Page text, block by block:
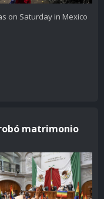
on Saturday in Mexico
matrimonio